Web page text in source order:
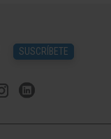
SUSCRÍBETE